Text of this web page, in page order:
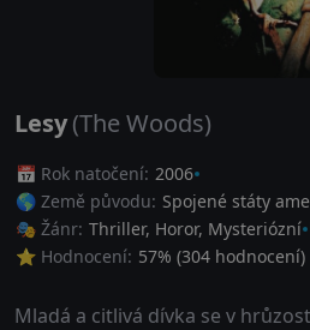
Lesy(The Woods)
📅 Rok natočení: 2006
🌎 Země původu: Spojené státy
🎭 Žánr: Thriller, Horor, Mysteriózní
⭐ Hodnocení: 57% (304 hodnocení)
Mladá a citlivá dívka se v